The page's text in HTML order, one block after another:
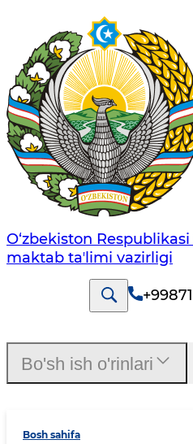
O‘zbekiston
maktab taʼlimi vazirligi
Bosh sahifa
Bo'sh ish o'rinlari